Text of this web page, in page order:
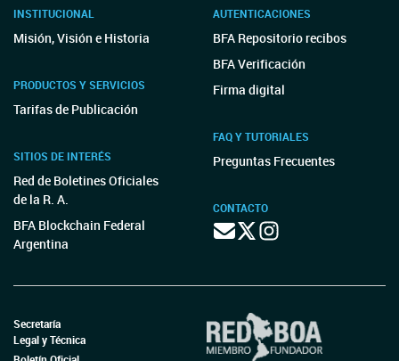
INSTITUCIONAL
Misión, Visión e Historia
PRODUCTOS Y SERVICIOS
Tarifas de Publicación
SITIOS DE INTERÉS
Red de Boletines Oficiales
de la R. A.
BFA Blockchain Federal
Argentina
AUTENTICACIONES
BFA Repositorio recibos
BFA Verificación
Firma digital
FAQ Y TUTORIALES
Preguntas Frecuentes
CONTACTO
Secretaría
Legal y Técnica